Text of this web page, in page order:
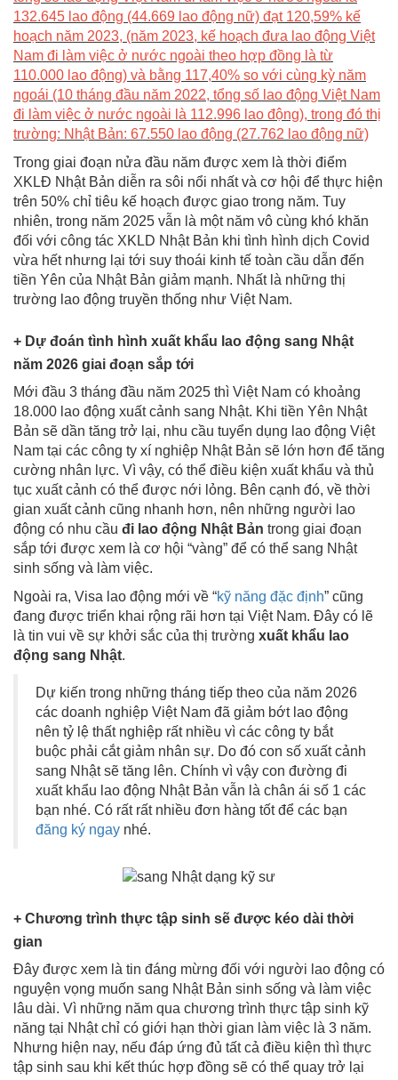
132.645 lao động (44.669 lao động nữ) đạt 120,59% kế
hoạch năm 2023, (năm 2023, kế hoạch đưa lao động Việt
Nam đi làm việc ở nước ngoài theo hợp đồng là từ
110.000 lao động) và bằng 117,40% so với cùng kỳ năm
ngoái (10 tháng đầu năm 2022, tổng số lao động Việt Nam
đi làm việc ở nước ngoài là 112.996 lao động), trong đó thị
trường: Nhật Bản: 67.550 lao động (27.762 lao động nữ)
Trong giai đoạn nửa đầu năm được xem là thời điểm
XKLĐ Nhật Bản diễn ra sôi nổi nhất và cơ hội để thực hiện
trên 50% chỉ tiêu kế hoạch được giao trong năm. Tuy
nhiên, trong năm 2025 vẫn là một năm vô cùng khó khăn
đối với công tác XKLD Nhật Bản khi tình hình dịch Covid
vừa hết nhưng lại tới suy thoái kinh tế toàn cầu dẫn đến
tiền Yên của Nhật Bản giảm mạnh. Nhất là những thị
trường lao động truyền thống như Việt Nam.
+ Dự đoán tình hình xuất khẩu lao động sang Nhật
năm 2026 giai đoạn sắp tới
Mới đầu 3 tháng đầu năm 2025 thì Việt Nam có khoảng
18.000 lao động xuất cảnh sang Nhật. Khi tiền Yên Nhật
Bản sẽ dần tăng trở lại, nhu cầu tuyển dụng lao động Việt
Nam tại các công ty xí nghiệp Nhật Bản sẽ lớn hơn để tăng
cường nhân lực. Vì vậy, có thể điều kiện xuất khẩu và thủ
tục xuất cảnh có thể được nới lỏng. Bên cạnh đó, về thời
gian xuất cảnh cũng nhanh hơn, nên những người lao
động có nhu cầu đi lao động Nhật Bản trong giai đoạn
sắp tới được xem là cơ hội “vàng” để có thể sang Nhật
sinh sống và làm việc.
Ngoài ra, Visa lao động mới về “kỹ năng đặc định” cũng
đang được triển khai rộng rãi hơn tại Việt Nam. Đây có lẽ
là tin vui về sự khởi sắc của thị trường xuất khẩu lao
động sang Nhật.
Dự kiến trong những tháng tiếp theo của năm 2026
các doanh nghiệp Việt Nam đã giảm bớt lao động
nên tỷ lệ thất nghiệp rất nhiều vì các công ty bắt
buộc phải cắt giảm nhân sự. Do đó con số xuất cảnh
sang Nhật sẽ tăng lên. Chính vì vậy con đường đi
xuất khẩu lao động Nhật Bản vẫn là chân ái số 1 các
bạn nhé. Có rất rất nhiều đơn hàng tốt để các bạn
đăng ký ngay nhé.
+ Chương trình thực tập sinh sẽ được kéo dài thời
gian
Đây được xem là tin đáng mừng đối với người lao động có
nguyện vọng muốn sang Nhật Bản sinh sống và làm việc
lâu dài. Vì những năm qua chương trình thực tập sinh kỹ
năng tại Nhật chỉ có giới hạn thời gian làm việc là 3 năm.
Nhưng hiện nay, nếu đáp ứng đủ tất cả điều kiện thì thực
tập sinh sau khi kết thúc hợp đồng sẽ có thể quay trở lại